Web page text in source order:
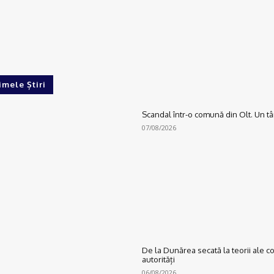
Știri
Scandal într-o comună din Olt. Un
07/08/2026
De la Dunărea secată la teorii ale
autorități